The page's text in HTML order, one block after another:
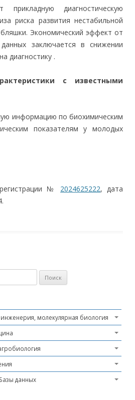
диагностическую
риска развития нестабильной
Экономический эффект от
заключается в снижении
диагностику .
с известными
информацию по биохимическим
показателям у молодых
№ 2024625222, дата
молекулярная биология
данных